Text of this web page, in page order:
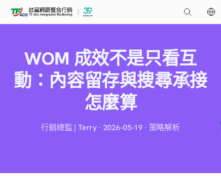
WOM 成效不是只看互
動：內容留存與搜尋承接
怎麼算
行銷總監 | Terry · 2026-05-19 · 策略解析